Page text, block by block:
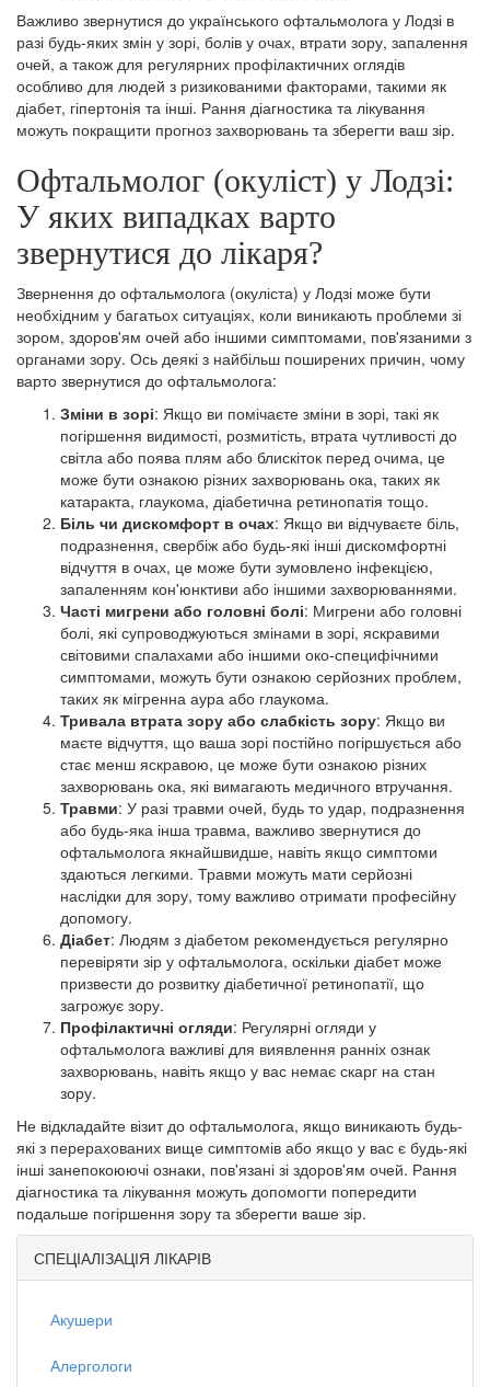
Важливо звернутися до українського офтальмолога у Лодзі в
разі будь-яких змін у зорі, болів у очах, втрати зору, запалення
очей, а також для регулярних профілактичних оглядів
особливо для людей з ризикованими факторами, такими як
діабет, гіпертонія та інші. Рання діагностика та лікування
можуть покращити прогноз захворювань та зберегти ваш зір.
Офтальмолог (окуліст) у Лодзі:
У яких випадках варто
звернутися до лікаря?
Звернення до офтальмолога (окуліста) у Лодзі може бути
необхідним у багатьох ситуаціях, коли виникають проблеми зі
зором, здоров'ям очей або іншими симптомами, пов'язаними з
органами зору. Ось деякі з найбільш поширених причин, чому
варто звернутися до офтальмолога:
Зміни в зорі: Якщо ви помічаєте зміни в зорі, такі як
погіршення видимості, розмитість, втрата чутливості до
світла або поява плям або блискіток перед очима, це
може бути ознакою різних захворювань ока, таких як
катаракта, глаукома, діабетична ретинопатія тощо.
Біль чи дискомфорт в очах: Якщо ви відчуваєте біль,
подразнення, свербіж або будь-які інші дискомфортні
відчуття в очах, це може бути зумовлено інфекцією,
запаленням кон'юнктиви або іншими захворюваннями.
Часті мигрени або головні болі: Мигрени або головні
болі, які супроводжуються змінами в зорі, яскравими
світовими спалахами або іншими око-специфічними
симптомами, можуть бути ознакою серйозних проблем,
таких як мігренна аура або глаукома.
Тривала втрата зору або слабкість зору: Якщо ви
маєте відчуття, що ваша зорі постійно погіршується або
стає менш яскравою, це може бути ознакою різних
захворювань ока, які вимагають медичного втручання.
Травми: У разі травми очей, будь то удар, подразнення
або будь-яка інша травма, важливо звернутися до
офтальмолога якнайшвидше, навіть якщо симптоми
здаються легкими. Травми можуть мати серйозні
наслідки для зору, тому важливо отримати професійну
допомогу.
Діабет: Людям з діабетом рекомендується регулярно
перевіряти зір у офтальмолога, оскільки діабет може
призвести до розвитку діабетичної ретинопатії, що
загрожує зору.
Профілактичні огляди: Регулярні огляди у
офтальмолога важливі для виявлення ранніх ознак
захворювань, навіть якщо у вас немає скарг на стан
зору.
Не відкладайте візит до офтальмолога, якщо виникають будь-
які з перерахованих вище симптомів або якщо у вас є будь-які
інші занепокоюючі ознаки, пов'язані зі здоров'ям очей. Рання
діагностика та лікування можуть допомогти попередити
подальше погіршення зору та зберегти ваше зір.
СПЕЦІАЛІЗАЦІЯ ЛІКАРІВ
Акушери
Алергологи